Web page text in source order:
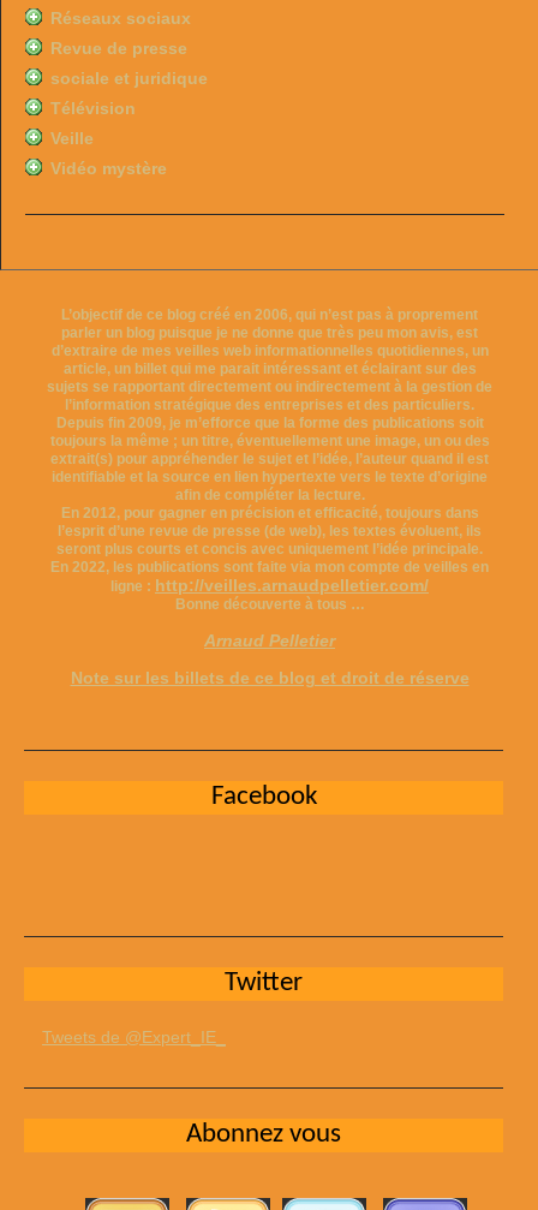
Réseaux sociaux
Revue de presse
sociale et juridique
Télévision
Veille
Vidéo mystère
L’objectif de ce blog créé en 2006, qui n’est pas à proprement
parler un blog puisque je ne donne que très peu mon avis, est
d’extraire de mes veilles web informationnelles quotidiennes, un
article, un billet qui me parait intéressant et éclairant sur des
sujets se rapportant directement ou indirectement à la gestion de
l’information stratégique des entreprises et des particuliers.
Depuis fin 2009, je m’efforce que la forme des publications soit
toujours la même ; un titre, éventuellement une image, un ou des
extrait(s) pour appréhender le sujet et l’idée, l’auteur quand il est
identifiable et la source en lien hypertexte vers le texte d’origine
afin de compléter la lecture.
En 2012, pour gagner en précision et efficacité, toujours dans
l’esprit d’une revue de presse (de web), les textes évoluent, ils
seront plus courts et concis avec uniquement l’idée principale.
En 2022, les publications sont faite via mon compte de veilles en
ligne : http://veilles.arnaudpelletier.com/
Bonne découverte à tous …
Arnaud Pelletier
Note sur les billets de ce blog et droit de réserve
Facebook
Twitter
Tweets de @Expert_IE_
Abonnez vous